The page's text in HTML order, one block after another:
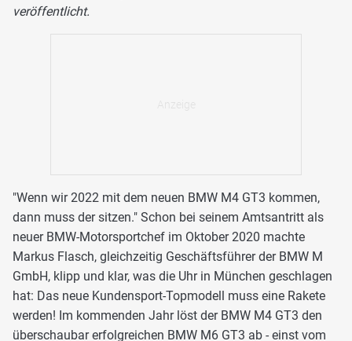
veröffentlicht.
"Wenn wir 2022 mit dem neuen BMW M4 GT3 kommen,
dann muss der sitzen." Schon bei seinem Amtsantritt als
neuer BMW-Motorsportchef im Oktober 2020 machte
Markus Flasch, gleichzeitig Geschäftsführer der BMW M
GmbH, klipp und klar, was die Uhr in München geschlagen
hat: Das neue Kundensport-Topmodell muss eine Rakete
werden! Im kommenden Jahr löst der BMW M4 GT3 den
überschaubar erfolgreichen BMW M6 GT3 ab - einst vom